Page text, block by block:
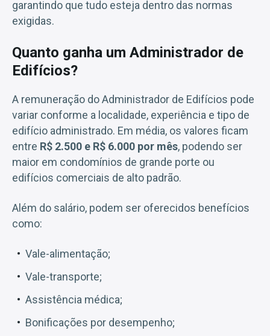
garantindo que tudo esteja dentro das normas
exigidas.
Quanto ganha um Administrador de
Edifícios?
A remuneração do Administrador de Edifícios pode
variar conforme a localidade, experiência e tipo de
edifício administrado. Em média, os valores ficam
entre R$ 2.500 e R$ 6.000 por mês, podendo ser
maior em condomínios de grande porte ou
edifícios comerciais de alto padrão.
Além do salário, podem ser oferecidos benefícios
como:
Vale-alimentação;
Vale-transporte;
Assistência médica;
Bonificações por desempenho;